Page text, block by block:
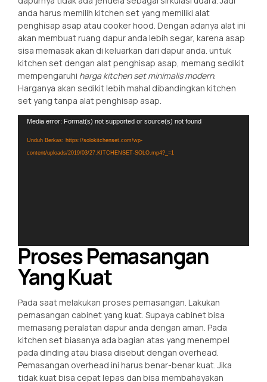
anda harus memilih kitchen set yang memiliki alat
penghisap asap atau cooker hood. Dengan adanya alat ini
akan membuat ruang dapur anda lebih segar, karena asap
sisa memasak akan di keluarkan dari dapur anda. untuk
kitchen set dengan alat penghisap asap, memang sedikit
mempengaruhi harga kitchen set minimalis modern.
Harganya akan sedikit lebih mahal dibandingkan kitchen
set yang tanpa alat penghisap asap.
Pemutar
Media error: Format(s) not supported or source(s) not found
Unduh Berkas: https://solokitchenset.com/wp-
content/uploads/2019/03/27.KITCHENSET-SOLO.mp4?_=1
Proses Pemasangan
Yang Kuat
Pada saat melakukan proses pemasangan. Lakukan
pemasangan cabinet yang kuat. Supaya cabinet bisa
memasang peralatan dapur anda dengan aman. Pada
kitchen set biasanya ada bagian atas yang menempel
pada dinding atau biasa disebut dengan overhead.
Pemasangan overhead ini harus benar-benar kuat. Jika
tidak kuat bisa cepat lepas dan bisa membahayakan